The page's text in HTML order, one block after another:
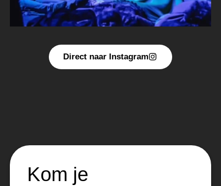
Direct naar Instagram
Kom je